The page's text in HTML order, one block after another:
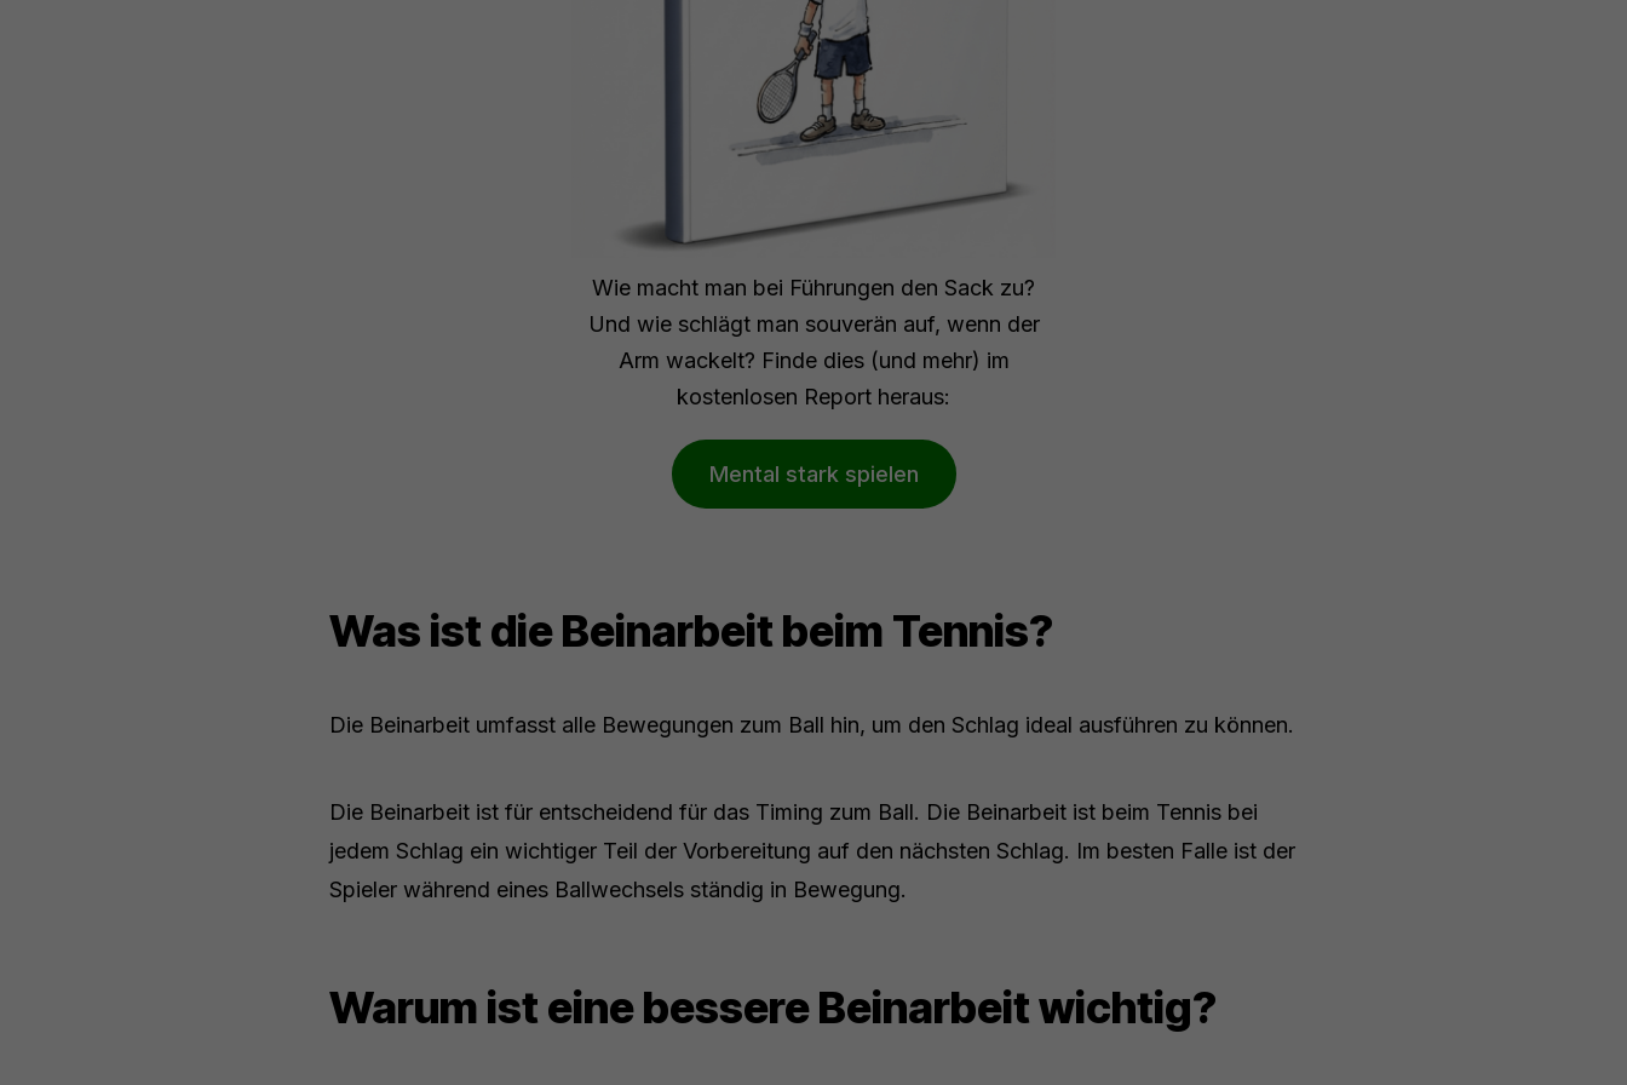
Wie macht man bei Führungen den Sack zu?
Und wie schlägt man souverän auf, wenn der
Arm wackelt? Finde dies (und mehr) im
kostenlosen Report heraus:
Mental stark spielen
Was ist die Beinarbeit beim Tennis?
Die Beinarbeit umfasst alle Bewegungen zum Ball hin, um den Schlag ideal ausführen zu können.
Die Beinarbeit ist für entscheidend für das Timing zum Ball. Die Beinarbeit ist beim Tennis bei
jedem Schlag ein wichtiger Teil der Vorbereitung auf den nächsten Schlag. Im besten Falle ist der
Spieler während eines Ballwechsels ständig in Bewegung.
Warum ist eine bessere Beinarbeit wichtig?